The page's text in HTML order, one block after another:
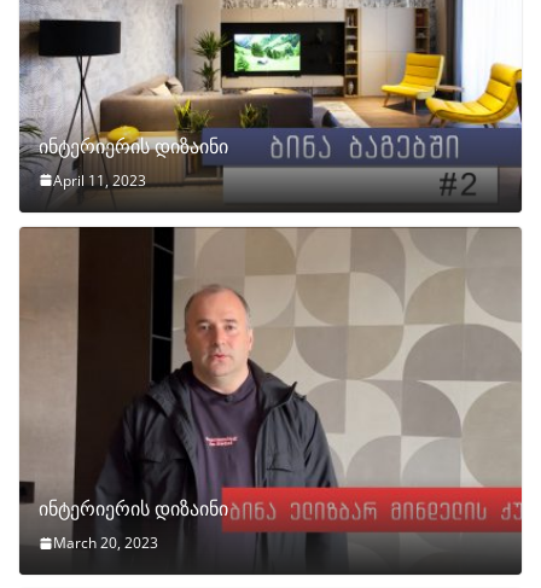
ინტერიერის დიზაინი
April 11, 2023
ინტერიერის დიზაინი
March 20, 2023